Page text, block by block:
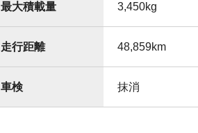
最大積載量 3,450kg
走行距離 48,859km
車検 抹消